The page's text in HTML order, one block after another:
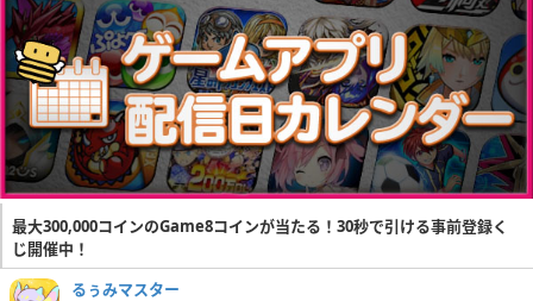
最大300,000コインのGame8コインが当たる！30秒で引ける事前登録く
じ開催中！
るぅみマスター